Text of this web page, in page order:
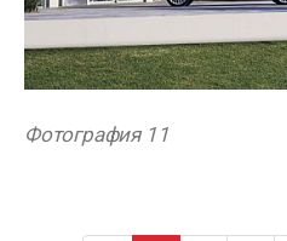
Фотография 11